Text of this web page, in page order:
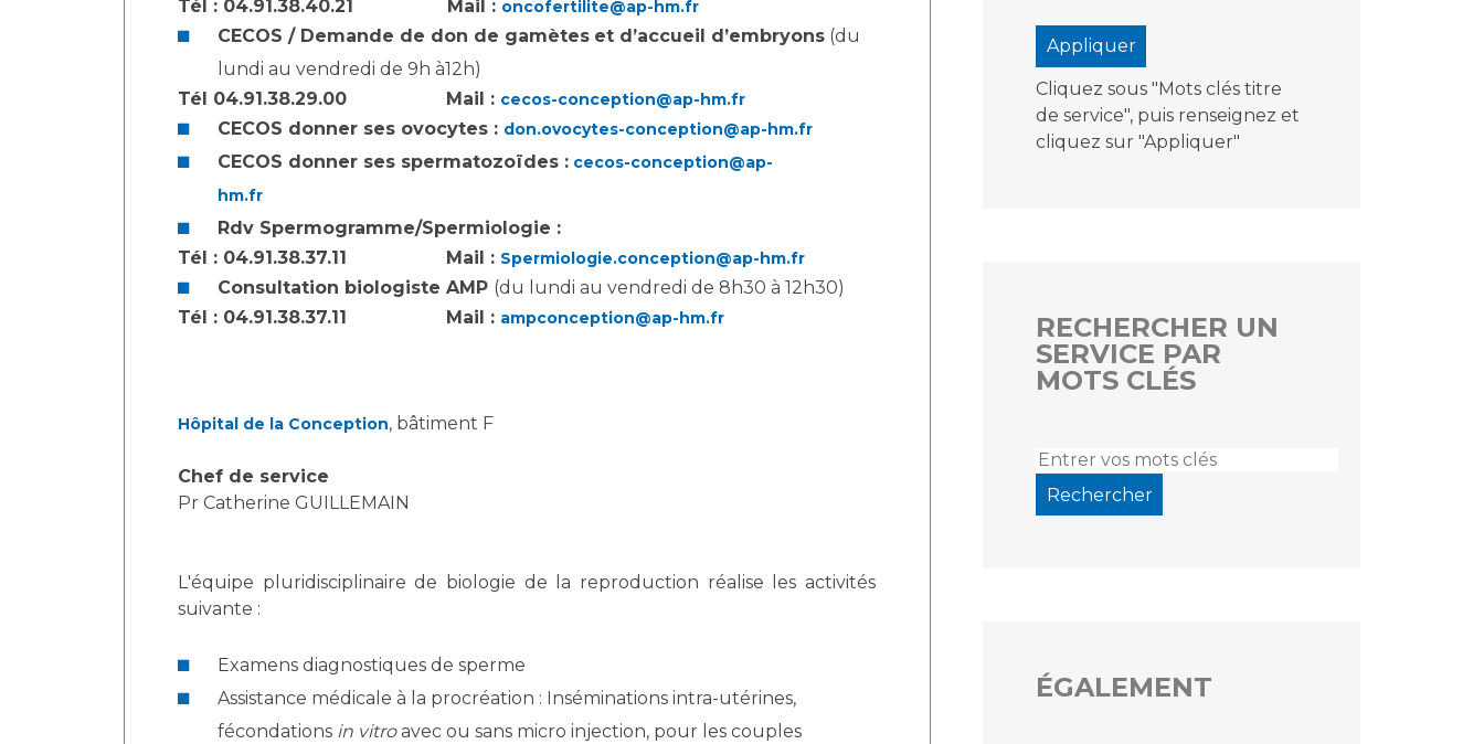
Laïcité et cultes
Les associations
Livret d'accueil
Salon des familles
Transports sanitaires
Vos droits, vos devoirs
Les structures de recherche
Maladies Rares
Plateforme d'Expertise
Tél : 04.91.38.40.21 Mail : oncofertilite@ap-hm.fr
CECOS / Demande de don de gamètes et d’accueil d’embryons (du
lundi au vendredi de 9h à12h)
Tél 04.91.38.29.00 Mail : cecos-conception@ap-hm.fr
CECOS donner ses ovocytes : don.ovocytes-conception@ap-hm.fr
CECOS donner ses spermatozoïdes : cecos-conception@ap-
hm.fr
Rdv Spermogramme/Spermiologie :
Tél : 04.91.38.37.11 Mail : Spermiologie.conception@ap-hm.fr
Consultation biologiste AMP (du lundi au vendredi de 8h30 à 12h30)
Tél : 04.91.38.37.11 Mail : ampconception@ap-hm.fr
Hôpital de la Conception, bâtiment F
Chef de service
Pr Catherine GUILLEMAIN
L'équipe pluridisciplinaire de biologie de la reproduction réalise les activités
suivante :
Examens diagnostiques de sperme
Assistance médicale à la procréation : Inséminations intra-utérines,
fécondations in vitroavec ou sans micro injection, pour les couples
Cliquez sous "Mots clés titre
de service", puis renseignez et
cliquez sur "Appliquer"
RECHERCHER UN
SERVICE PAR
MOTS CLÉS
ÉGALEMENT